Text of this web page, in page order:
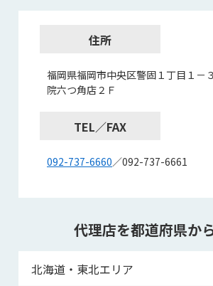
住所
福岡県福岡市中央区警固１丁目１
院六つ角店２Ｆ
TEL／FAX
092-737-6660／092-737-6661
代理店を都道府県か
北海道・東北エリア